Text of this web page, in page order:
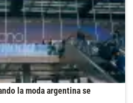
la moda argentina se